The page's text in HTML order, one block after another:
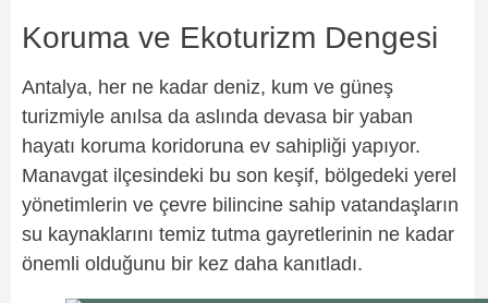
Koruma ve Ekoturizm Dengesi
Antalya, her ne kadar deniz, kum ve güneş
turizmiyle anılsa da aslında devasa bir yaban
hayatı koruma koridoruna ev sahipliği yapıyor.
Manavgat ilçesindeki bu son keşif, bölgedeki yerel
yönetimlerin ve çevre bilincine sahip vatandaşların
su kaynaklarını temiz tutma gayretlerinin ne kadar
önemli olduğunu bir kez daha kanıtladı.